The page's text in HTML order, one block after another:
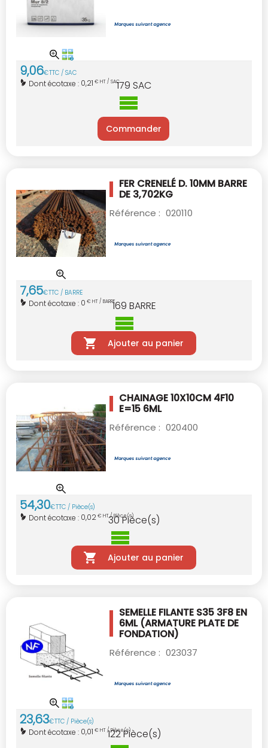
9,06€TTC / SAC
Dont écotaxe : 0,21 € HT / SAC179 SAC
Commander
FER CRENELÉ D. 10MM BARRE
DE 3,702KG
Référence : 020110
7,65€TTC / BARRE
Dont écotaxe : 0 € HT / BARRE169 BARRE
Ajouter au panier
CHAINAGE 10X10CM 4F10
E=15 6ML
Référence : 020400
54,30€TTC / Pièce(s)
Dont écotaxe : 0,02€ HT / Pièce(s)
30Pièce(s)
Ajouter au panier
SEMELLE FILANTE S35 3F8 EN
6ML (ARMATURE PLATE DE
FONDATION)
Référence : 023037
23,63€TTC / Pièce(s)
Dont écotaxe : 0,01 € HT / Pièce(s)
122Pièce(s)